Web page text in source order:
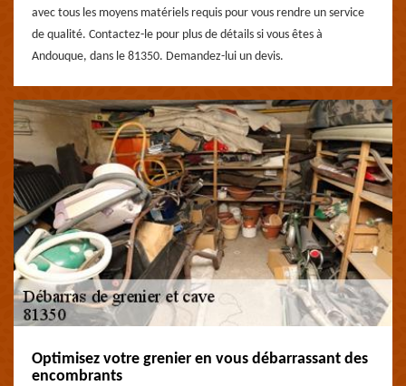
avec tous les moyens matériels requis pour vous rendre un service
de qualité. Contactez-le pour plus de détails si vous êtes à
Andouque, dans le 81350. Demandez-lui un devis.
Optimisez votre grenier en vous débarrassant des
encombrants